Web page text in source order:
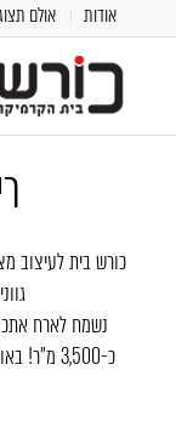
אודות אולם
כורש בית לעיצוב
נשמח לארח
כ-3,500